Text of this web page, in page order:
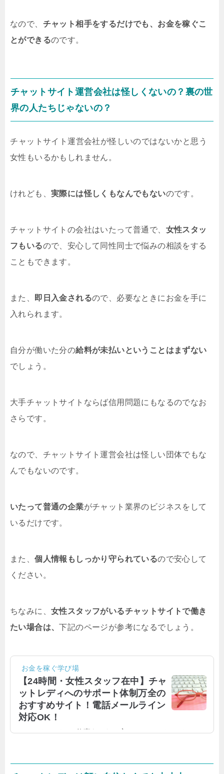
なので、 チャット相手をするだけでも、お金を稼ぐこ
とができるのです。
チャットサイト運営会社は怪しくないの？裏の世
界の人たちじゃないの？
チャットサイト運営会社が怪しいのではないかと思う
女性もいるかもしれません。
けれども、 実際には怪しくもなんでもないのです。
チャットサイトの会社はいたって普通で、 女性スタッ
フもいるので、安心して同性同士で悩みの相談をする
こともできます。
また、 即日入金されるので、必要なときにお金を手に
入れられます。
自分が働いた分の給料が未払いということはまずない
でしょう。
大手チャットサイトならば信用問題にもなるのでなお
さらです。
なので、チャットサイト運営会社は怪しい団体でもな
んでもないのです。
いたって普通の企業がチャット業界のビジネスをして
いるだけです。
また、個人情報もしっかり守られているので安心して
ください。
ちなみに、 女性スタッフがいるチャットサイトで働き
たい場合は、下記のページが参考になるでしょう。
お金を稼ぐ学び場
【24時間・女性スタッフ在中】チャ
ットレディへのサポート体制万全の
おすすめサイト！電話メールライン
対応OK！
チャットレディの仕事をしたい方は、チャットレディへの
ャットサイトの中でも、特にサポート面で評判のチャット